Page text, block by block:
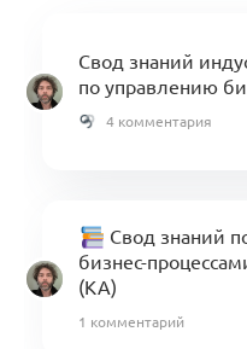
Свод знаний
по управлению
4 комментария
Свод знаний
бизнес-
(KA)
1 комментарий